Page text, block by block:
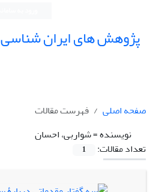
پژوهش های ایران شناسی
صفحه اصلی
فهرست مقالات
نویسنده =شواربی، احسان
تعداد مقالات:
1